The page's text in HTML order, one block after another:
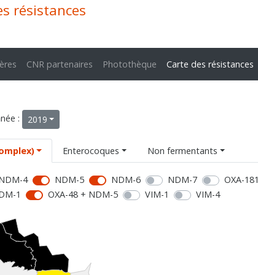
résistances
CNR partenaires Photothèque Carte des résistances
: 2019
Enterocoques Non fermentants
4 NDM-5 NDM-6 NDM-7 OXA-181
1 OXA-48 + NDM-5 VIM-1 VIM-4